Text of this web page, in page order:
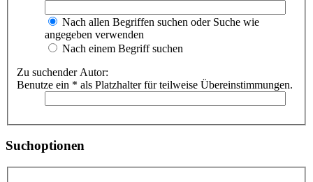
Nach allen Begriffen suchen oder Suche wie
angegeben verwenden
Nach einem Begriff suchen
Zu suchender Autor:
Benutze ein * als Platzhalter für teilweise Übereinstimmungen.
Suchoptionen